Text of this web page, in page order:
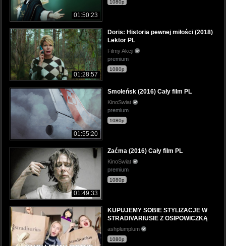
01:50:23
1080p
01:28:57
Doris: Historia pewnej miłości (2018)
Lektor PL
Filmy Akcji
premium
1080p
01:55:20
Smoleńsk (2016) Cały film PL
KinoSwiat
premium
1080p
01:49:33
Zaćma (2016) Cały film PL
KinoSwiat
premium
1080p
KUPUJEMY SOBIE STYLIZACJE W
STRADIVARIUSIE Z OSIPOWICZKĄ
ashplumplum
1080p